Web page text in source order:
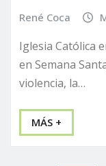
René Coca
Iglesia Católica
en Semana
violencia, la…
MÁS +